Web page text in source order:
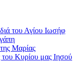
του Αγίου Ιωσήφ
Μαρίας
Κυρίου μας Ιησού